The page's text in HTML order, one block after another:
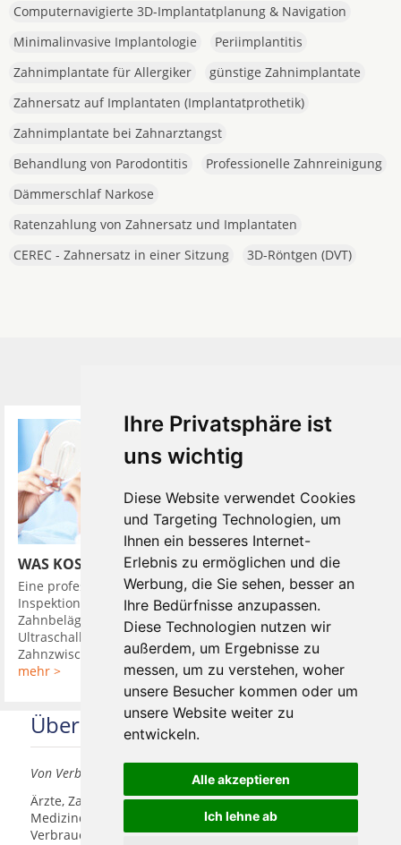
Ihre Privatsphäre ist
uns wichtig
Diese Website verwendet Cookies
und Targeting Technologien, um
Ihnen ein besseres Internet-
Erlebnis zu ermöglichen und die
Werbung, die Sie sehen, besser an
Ihre Bedürfnisse anzupassen.
Diese Technologien nutzen wir
außerdem, um Ergebnisse zu
messen, um zu verstehen, woher
unsere Besucher kommen oder um
unsere Website weiter zu
entwickeln.
Alle akzeptieren
Ich lehne ab
Computernavigierte 3D-Implantatplanung & Navigation
Minimalinvasive Implantologie
Periimplantitis
Zahnimplantate für Allergiker
günstige Zahnimplantate
Zahnersatz auf Implantaten (Implantatprothetik)
Zahnimplantate bei Zahnarztangst
Behandlung von Parodontitis
Professionelle Zahnreinigung
Dämmerschlaf Narkose
Ratenzahlung von Zahnersatz und Implantaten
CEREC - Zahnersatz in einer Sitzung
3D-Röntgen (DVT)
WAS KOSTET EINE PROFESSIONELLE ZAHNREINIGUNG
Eine professionelle Zahnreinigung ist eine Reinigung plus eine
Inspektion der Zähne. Dabei werden harte und weiche
Zahnbelägen ( Plaque ) entfernt. Benutzt werden
Ultraschallgeräte und Scaler und Küretten. Auch die
Zahnzwischenräume und ...
mehr >
Über uns
Von Verbrauchern für Verbraucher
Ärzte, Zahnärzte, Akustiker und andere
Medizindienstleister haben hier die Möglichkeit, sich
Verbrauchern vorzustellen.